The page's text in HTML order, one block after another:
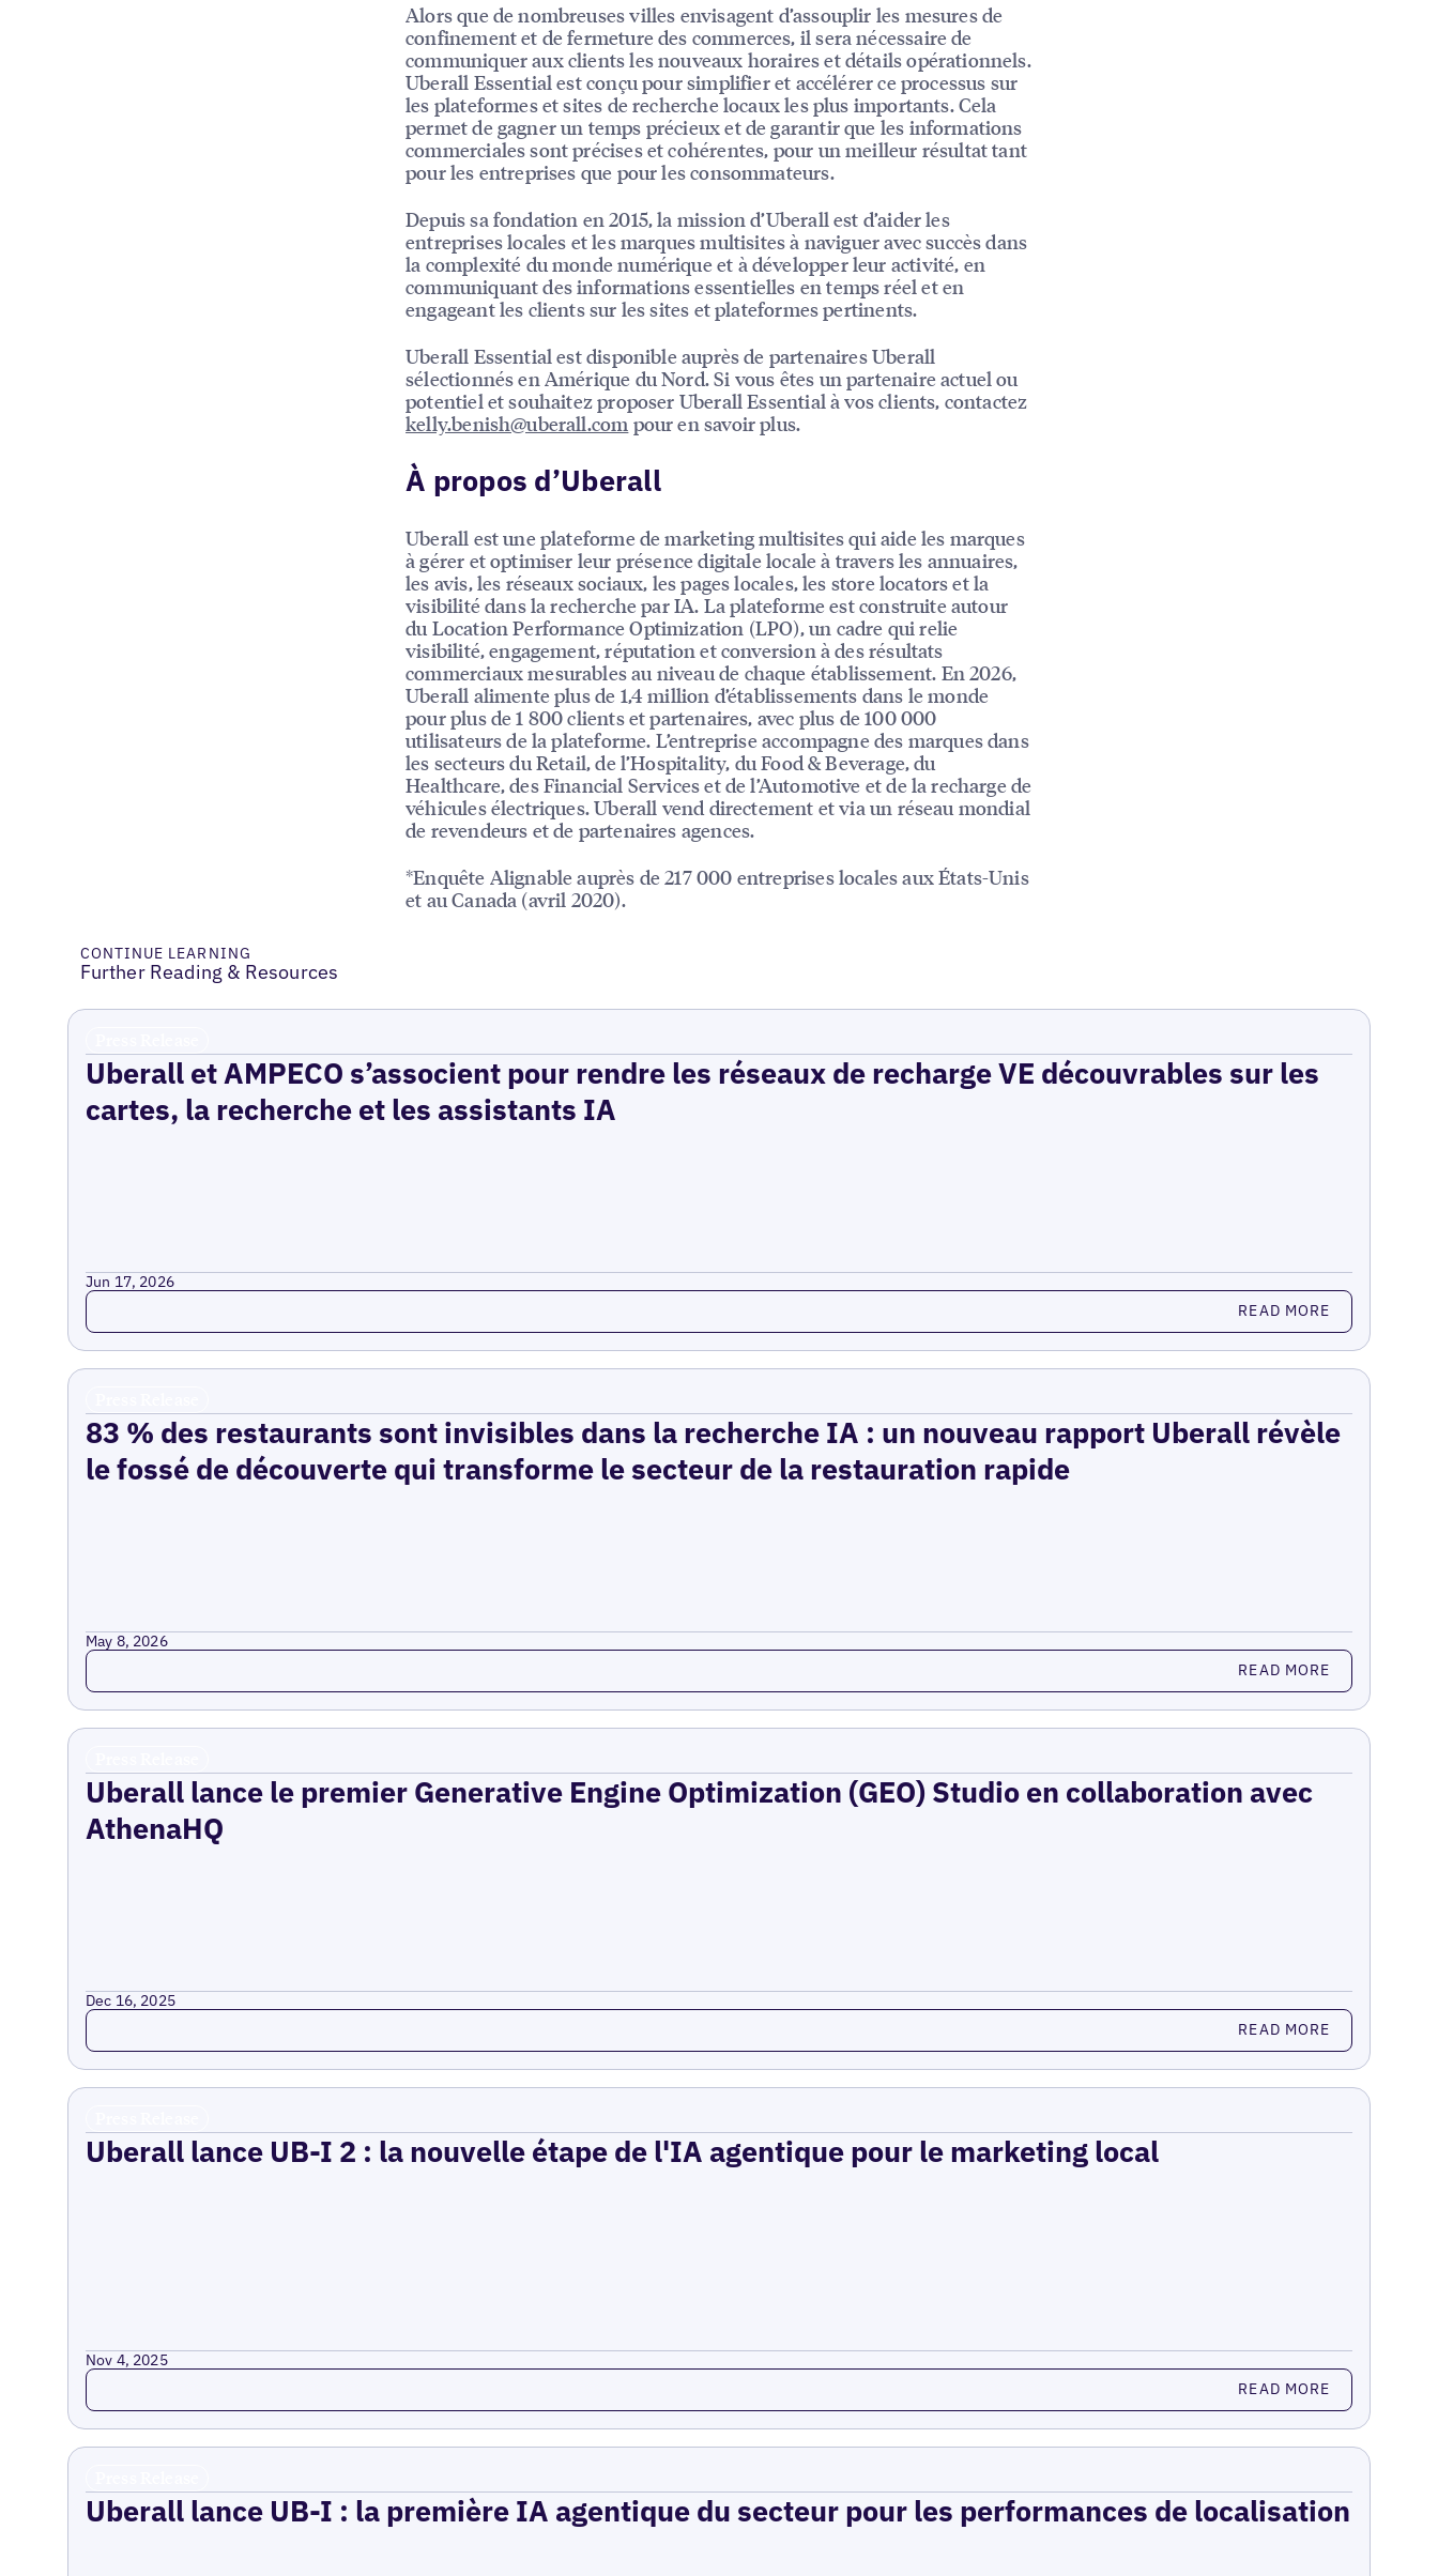
Alors que de nombreuses villes envisagent d’assouplir les mesures de
confinement et de fermeture des commerces, il sera nécessaire de
communiquer aux clients les nouveaux horaires et détails opérationnels.
Uberall Essential est conçu pour simplifier et accélérer ce processus sur
les plateformes et sites de recherche locaux les plus importants. Cela
permet de gagner un temps précieux et de garantir que les informations
commerciales sont précises et cohérentes, pour un meilleur résultat tant
pour les entreprises que pour les consommateurs.
Depuis sa fondation en 2015, la mission d’Uberall est d’aider les
entreprises locales et les marques multisites à naviguer avec succès dans
la complexité du monde numérique et à développer leur activité, en
communiquant des informations essentielles en temps réel et en
engageant les clients sur les sites et plateformes pertinents.
Uberall Essential est disponible auprès de partenaires Uberall
sélectionnés en Amérique du Nord. Si vous êtes un partenaire actuel ou
potentiel et souhaitez proposer Uberall Essential à vos clients, contactez
kelly.benish@uberall.com pour en savoir plus.
À propos d’Uberall
Uberall est une plateforme de marketing multisites qui aide les marques
à gérer et optimiser leur présence digitale locale à travers les annuaires,
les avis, les réseaux sociaux, les pages locales, les store locators et la
visibilité dans la recherche par IA. La plateforme est construite autour
du Location Performance Optimization (LPO), un cadre qui relie
visibilité, engagement, réputation et conversion à des résultats
commerciaux mesurables au niveau de chaque établissement. En 2026,
Uberall alimente plus de 1,4 million d’établissements dans le monde
pour plus de 1 800 clients et partenaires, avec plus de 100 000
utilisateurs de la plateforme. L’entreprise accompagne des marques dans
les secteurs du Retail, de l’Hospitality, du Food & Beverage, du
Healthcare, des Financial Services et de l’Automotive et de la recharge de
véhicules électriques. Uberall vend directement et via un réseau mondial
de revendeurs et de partenaires agences.
*Enquête Alignable auprès de 217 000 entreprises locales aux États-Unis
et au Canada (avril 2020).
CONTINUE LEARNING
Further Reading & Resources
Uberall et AMPECO s’associent pour rendre les réseaux de recharge VE découvrables sur les
cartes, la recherche et les assistants IA
Jun 17, 2026
Read more READ MORE
83 % des restaurants sont invisibles dans la recherche IA : un nouveau rapport Uberall révèle
le fossé de découverte qui transforme le secteur de la restauration rapide
May 8, 2026
Read more READ MORE
Uberall lance le premier Generative Engine Optimization (GEO) Studio en collaboration avec
AthenaHQ
Dec 16, 2025
Read more READ MORE
Uberall lance UB-I 2 : la nouvelle étape de l'IA agentique pour le marketing local
Nov 4, 2025
Read more READ MORE
Uberall lance UB-I : la première IA agentique du secteur pour les performances de localisation